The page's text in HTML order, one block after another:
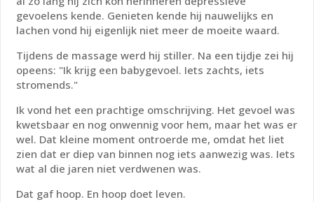
gevoelens kende. Genieten kende hij nauwelijks en
lachen vond hij eigenlijk niet meer de moeite waard.
Tijdens de massage werd hij stiller. Na een tijdje zei hij
opeens: "Ik krijg een babygevoel. Iets zachts, iets
stromends."
Ik vond het een prachtige omschrijving. Het gevoel was
kwetsbaar en nog onwennig voor hem, maar het was er
wel. Dat kleine moment ontroerde me, omdat het liet
zien dat er diep van binnen nog iets aanwezig was. Iets
wat al die jaren niet verdwenen was.
Dat gaf hoop. En hoop doet leven.